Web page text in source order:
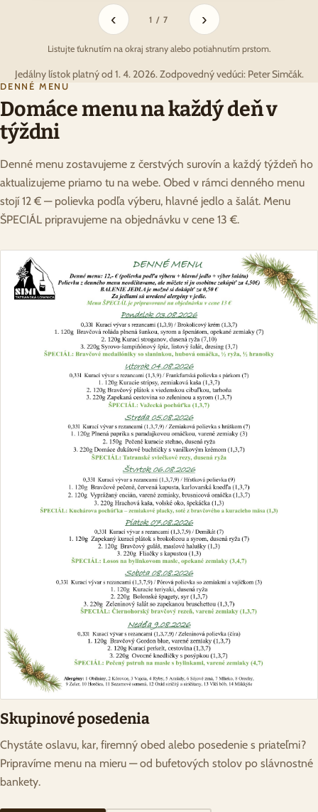
‹ 1 / 7 ›
Listujte ťuknutím na okraj strany alebo potiahnutím prstom.
Jedálny lístok platný od 1. 4. 2026. Zodpovedný vedúci: Peter Simčák.
DENNÉ MENU
Domáce menu na každý deň v
týždni
Denné menu zostavujeme z čerstvých surovín a každý týždeň ho
aktualizujeme priamo tu na webe. Obed v rámci denného menu
stojí 12 € — polievka podľa výberu, hlavné jedlo a šalát. Menu
ŠPECIÁL pripravujeme na objednávku v cene 13 €.
Skupinové posedenia
Chystáte oslavu, kar, firemný obed alebo posedenie s priateľmi?
Pripravíme menu na mieru — od bufetových stolov po slávnostné
bankety.